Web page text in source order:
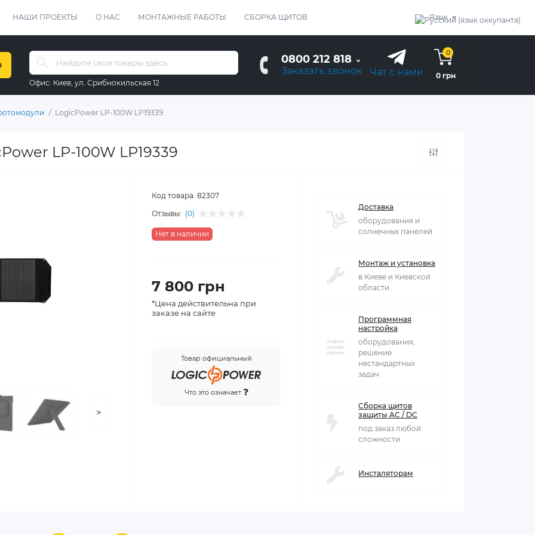
НАШИ ПРОЕКТЫ О НАС МОНТАЖНЫЕ РАБОТЫ СБОРКА ЩИТОВ Язык
Офис: Киев, ул. Срибнокильская 12
0800 212 818
Заказать звонок Чат с нами
0
0 грн
LogicPower LP-100W LP19339
LP-100W LP19339
>
Код товара: 82307
Отзывы: (0)
Нет в наличии
7 800 грн
*Цена действительна при
заказе на сайте
Товар официальный
Что это означает
Доставка
оборудования и
солнечных панелей
Монтаж и установка
в Киеве и Киевской
области
Программная
настройка
оборудования,
решение
нестандартных
задач
Сборка щитов
защиты AC / DC
под заказ любой
сложности
Инсталяторам